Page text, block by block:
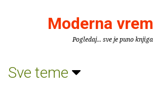
Moderna
Pogledaj... sve je puno
Sve teme